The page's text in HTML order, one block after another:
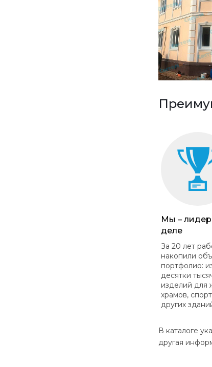
Мы –
деле
За 20 лет
накопили
портфолио:
десятки
изделий для
храмов,
других
В каталоге
другая